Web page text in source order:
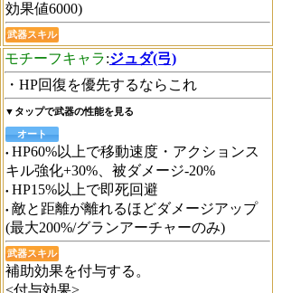
効果値6000)
武器スキル
モチーフキャラ:ジュダ(弓)
・HP回復を優先するならこれ
▼タップで武器の性能を見る
オート
HP60%以上で移動速度・アクションス
キル強化+30%、被ダメージ-20%
HP15%以上で即死回避
敵と距離が離れるほどダメージアップ
(最大200%/グランアーチャーのみ)
武器スキル
補助効果を付与する。